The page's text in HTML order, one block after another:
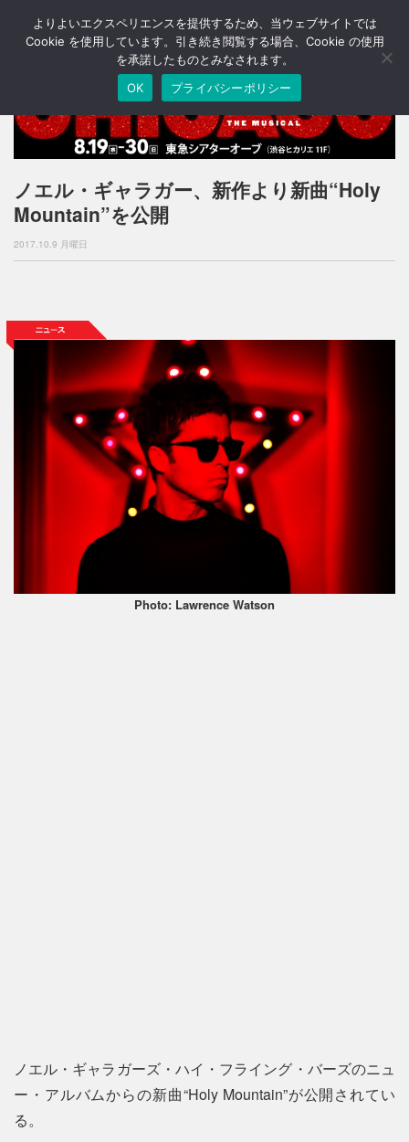
T
o
n
v
g
o
ノエル・ギャラガー、新作より新曲“Holy
Mountain”を公開
2017.10.9 月曜日
Photo: Lawrence Watson
ノエル・ギャラガーズ・ハイ・フライング・バーズのニュ
ー・アルバムからの新曲“Holy Mountain”が公開されてい
る。
よりよいエクスペリエンスを提供するため、当ウェブサイトでは
Cookie を使用しています。引き続き閲覧する場合、Cookie の使用
を承諾したものとみなされます。
OK
プライバシーポリシー